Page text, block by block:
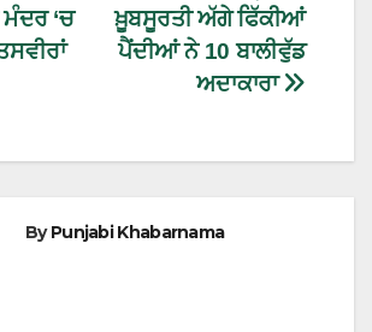
ਖ਼ੂਬਸੂਰਤੀ ਅੱਗੇ ਫਿੱਕੀਆਂ
ਪੈਂਦੀਆਂ ਨੇ 10 ਬਾਲੀਵੁੱਡ
ਅਦਾਕਾਰਾ
‘ਚ
ByPunjabi Khabarnama